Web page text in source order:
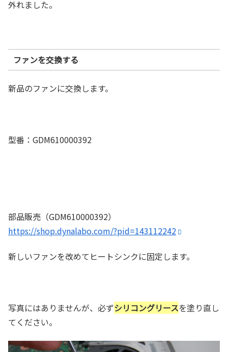
外れました。
ファンを交換する
新品のファンに交換します。
型番：GDM610000392
部品販売（GDM610000392）
https://shop.dynalabo.com/?pid=143112242
新しいファンを改めてヒートシンクに固定します。
写真にはありませんが、必ずシリコングリースを塗り直し
てください。